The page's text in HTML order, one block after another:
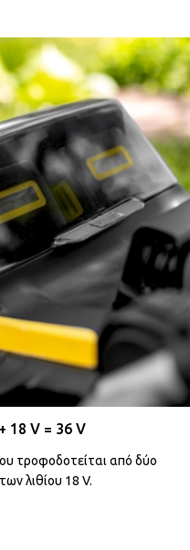
18 V = 36 V
τροφοδοτείται από δύο
λιθίου 18 V.